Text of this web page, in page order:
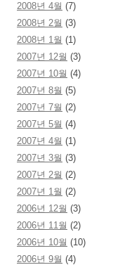
2008년 4월 (7)
2008년 2월 (3)
2008년 1월 (1)
2007년 12월 (3)
2007년 10월 (4)
2007년 8월 (5)
2007년 7월 (2)
2007년 5월 (4)
2007년 4월 (1)
2007년 3월 (3)
2007년 2월 (2)
2007년 1월 (2)
2006년 12월 (3)
2006년 11월 (2)
2006년 10월 (10)
2006년 9월 (4)